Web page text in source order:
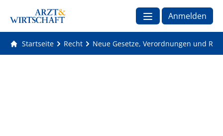
Anmelden
Startseite Recht Neue Gesetze, Verordnungen und